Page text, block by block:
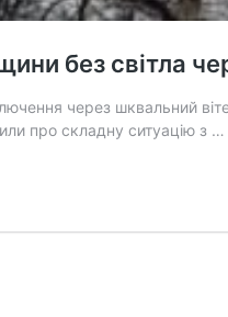
без світла
через шквальний
про складну ситуацію з …